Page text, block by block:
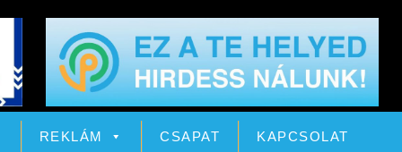
REKLÁM CSAPAT KAPCSOLAT